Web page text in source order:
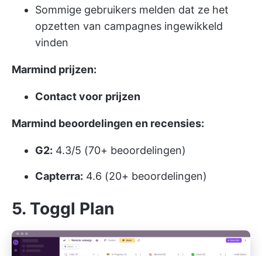
Sommige gebruikers melden dat ze het
opzetten van campagnes ingewikkeld
vinden
Marmind prijzen:
Contact voor prijzen
Marmind beoordelingen en recensies:
G2: 4.3/5 (70+ beoordelingen)
Capterra: 4.6 (20+ beoordelingen)
5. Toggl Plan